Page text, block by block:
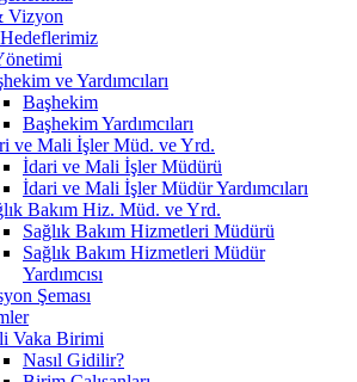
Vizyon
ve Yardımcıları
Başhekim
Başhekim Yardımcıları
ve Mali İşler Müd. ve Yrd.
İdari ve Mali İşler Müdürü
İdari ve Mali İşler Müdür Yardımcıları
Bakım Hiz. Müd. ve Yrd.
Sağlık Bakım Hizmetleri Müdürü
Sağlık Bakım Hizmetleri Müdür
Yardımcısı
Şeması
Vaka Birimi
Nasıl Gidilir?